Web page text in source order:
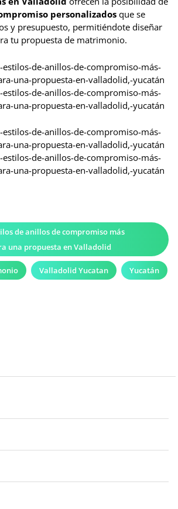
personalizados que se
y presupuesto, permitiéndote diseñar
tu propuesta de matrimonio.
de anillos de compromiso más
una propuesta en Valladolid
Valladolid Yucatan Yucatán